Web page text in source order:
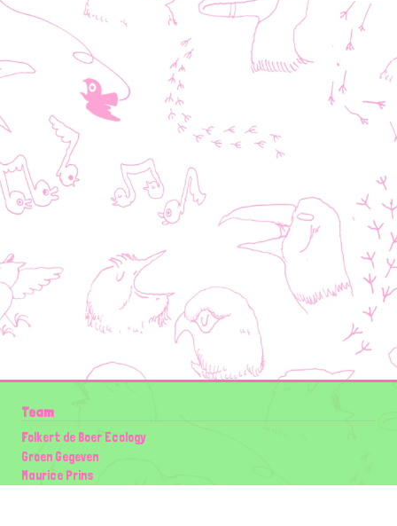
Team
Folkert de Boer Ecology
Groen Gegeven
Maurice Prins